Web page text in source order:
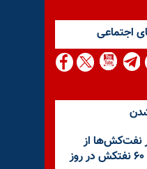
اجتماعى
نفت‌کش‌ها از
تنگه هرمز به حدود ۳۰ تا ۶۰ نفتکش در روز